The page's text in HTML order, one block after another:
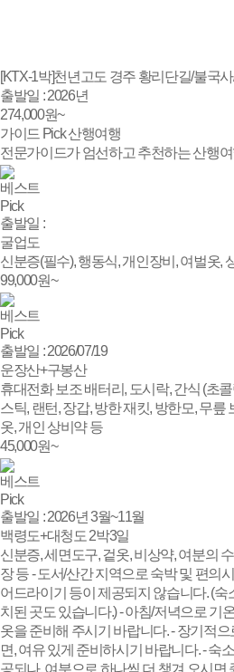
[KTX-1박]천년고도 경주 황리단길/불국
출발일 : 2026년
274,000원~
가이드 Pick 산행여행
전문가이드가 엄선하고 추천하는 산행
베스트
Pick
출발일 :
굴업도
신분증(필수), 행동식, 개인장비, 여벌옷,
99,000원~
베스트
Pick
출발일 : 2026/07/19
운장산+구봉산
휴대전화 보조 배터리, 도시락, 간식 (초
스틱, 랜턴, 장갑, 방한 재킷, 방한모, 무릎
옷, 개인 상비약 등
45,000원~
베스트
Pick
출발일 : 2026년 3월~11월
백령도+대청도 2박3일
신분증, 세면도구, 겉옷, 비상약, 여분의
장 등 - 도서/산간 지역으로 숙박 및 편의
어드라이기 등이 제공되지 않습니다. (숙
치된 곳도 있습니다.) - 아침/저녁으로 기
옷을 준비해 주시기 바랍니다. - 장기적
면, 여유 있게 준비하시기 바랍니다. - 숙